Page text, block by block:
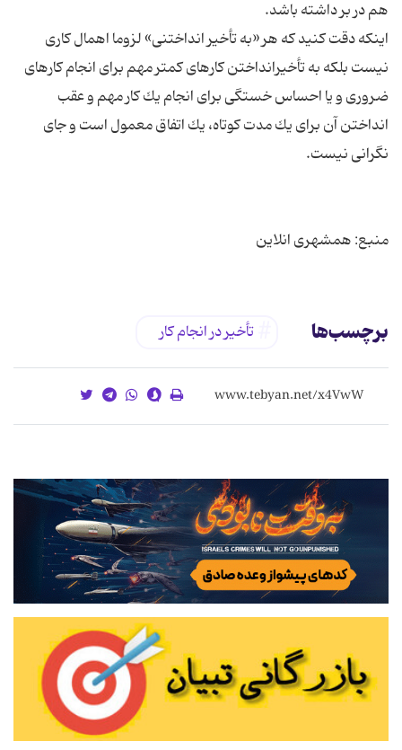
اینكه دقت كنید كه هر «به تأخیر انداختنی» لزوما اهمال كاری
نیست بلكه به تأخیرانداختن كارهای كمتر مهم برای انجام كارهای
ضروری و یا احساس خستگی برای انجام یك كار مهم و عقب
انداختن آن برای یك مدت كوتاه، یك اتفاق معمول است و جای
منبع: همشهری انلاین
برچسب‌ها تأخیر در انجام کار